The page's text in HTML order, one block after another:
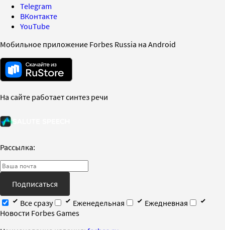
Telegram
ВКонтакте
YouTube
Мобильное приложение Forbes Russia на Android
На сайте работает синтез речи
Рассылка:
Подписаться
Все сразу
Еженедельная
Ежедневная
Новости Forbes Games